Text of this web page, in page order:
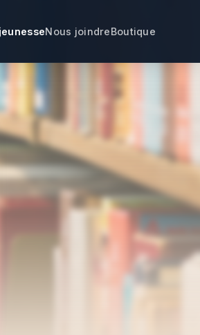
Nous joindreBoutique